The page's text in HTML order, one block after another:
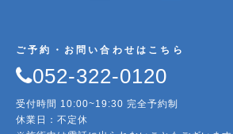
ご予約・お問い合わせはこちら
052-322-0120
受付時間 10:00~19:30 完全予約制
休業日：不定休